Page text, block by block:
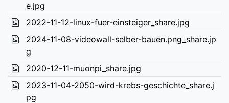
e.jpg
2022-11-12-linux-fuer-einsteiger_share.jpg
2024-11-08-videowall-selber-bauen.png_share.jp
g
2020-12-11-muonpi_share.jpg
2023-11-04-2050-wird-krebs-geschichte_share.j
pg